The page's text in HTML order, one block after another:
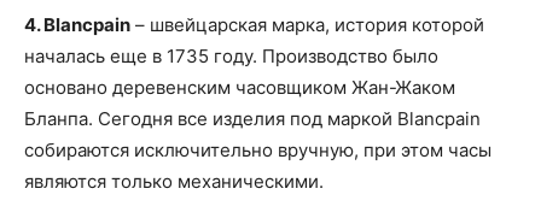
4. Blancpain – швейцарская марка, история которой
началась еще в 1735 году. Производство было
основано деревенским часовщиком Жан-Жаком
Бланпа. Сегодня все изделия под маркой Blancpain
собираются исключительно вручную, при этом часы
являются только механическими.